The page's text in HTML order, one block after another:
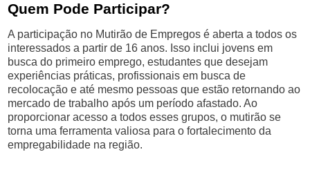
Quem Pode Participar?
A participação no Mutirão de Empregos é aberta a todos os
interessados a partir de 16 anos. Isso inclui jovens em
busca do primeiro emprego, estudantes que desejam
experiências práticas, profissionais em busca de
recolocação e até mesmo pessoas que estão retornando ao
mercado de trabalho após um período afastado. Ao
proporcionar acesso a todos esses grupos, o mutirão se
torna uma ferramenta valiosa para o fortalecimento da
empregabilidade na região.